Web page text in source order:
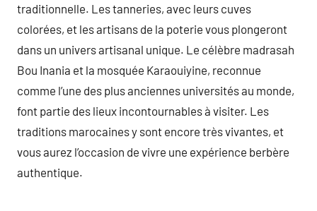
traditionnelle. Les tanneries, avec leurs cuves
colorées, et les artisans de la poterie vous plongeront
dans un univers artisanal unique. Le célèbre madrasah
Bou Inania et la mosquée Karaouiyine, reconnue
comme l’une des plus anciennes universités au monde,
font partie des lieux incontournables à visiter. Les
traditions marocaines y sont encore très vivantes, et
vous aurez l’occasion de vivre une expérience berbère
authentique.